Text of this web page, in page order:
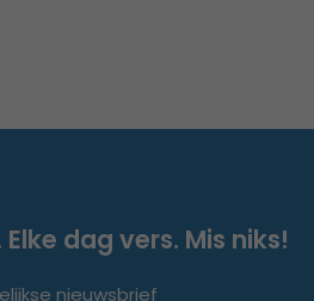
dag vers. Mis niks!
nieuwsbrief